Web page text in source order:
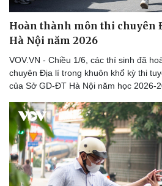
Thể thao
Bóng đá
Ô
Ô
Hoàn thành môn thi chuyên
Hà Nội năm 2026
VOV.VN - Chiều 1/6, các thí sinh đã
chuyên Địa lí trong khuôn khổ kỳ thi
của Sở GD-ĐT Hà Nội năm học 2026-